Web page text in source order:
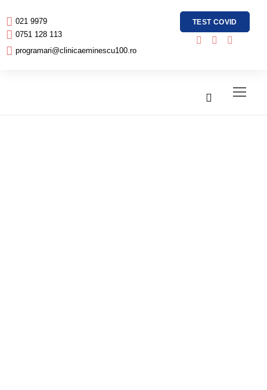
021 9979
0751 128 113
programari@clinicaeminescu100.ro
TEST COVID